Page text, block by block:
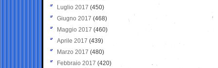
Luglio 2017 (450)
Giugno 2017 (468)
Maggio 2017 (460)
Aprile 2017 (439)
Marzo 2017 (480)
Febbraio 2017 (420)